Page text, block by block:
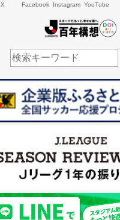
X Facebook Instagram YouTube